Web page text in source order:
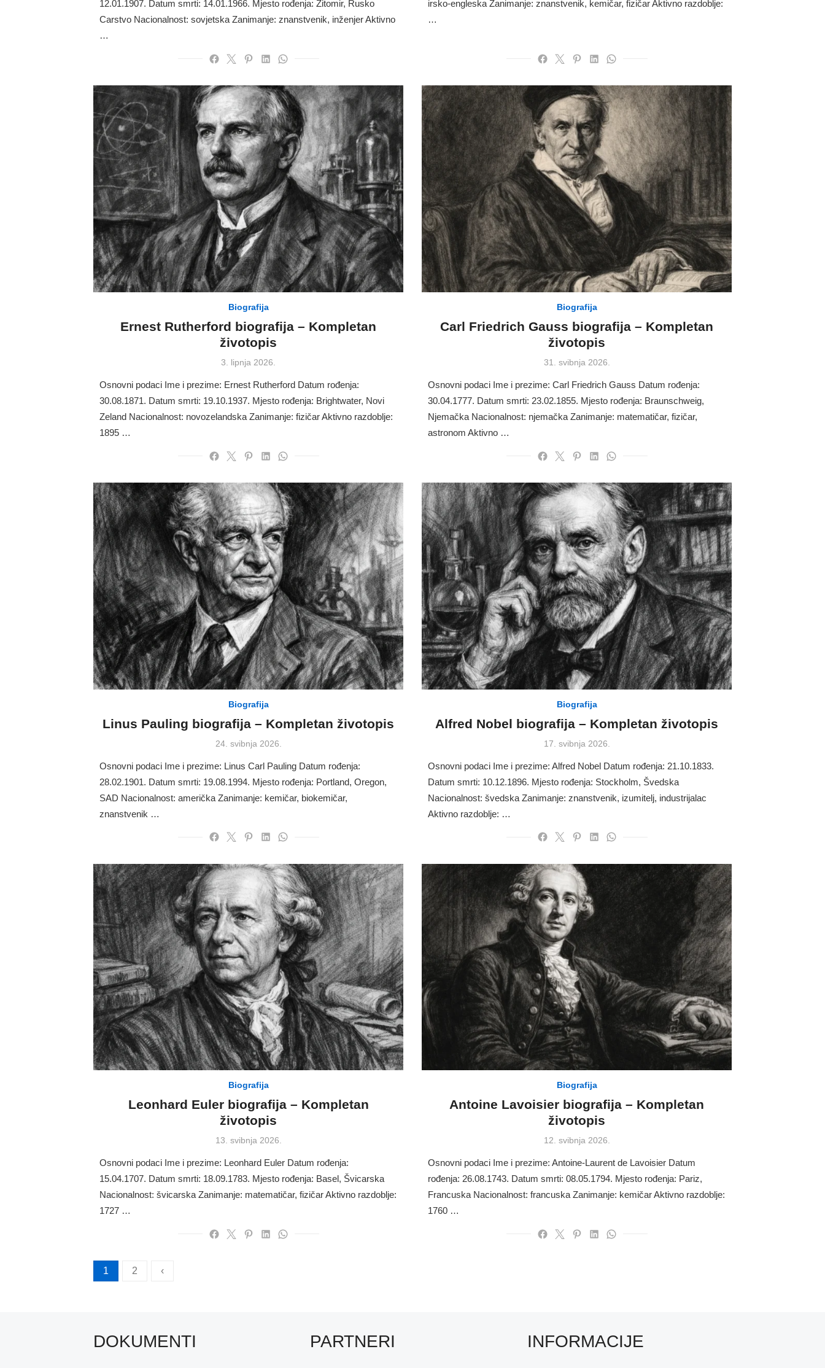
12.01.1907. Datum smrti: 14.01.1966. Mjesto rođenja: Žitomir, Rusko
Carstvo Nacionalnost: sovjetska Zanimanje: znanstvenik, inženjer Aktivno
…
irsko-engleska Zanimanje: znanstvenik, kemičar, fizičar Aktivno razdoblje:
…
Biografija
Ernest Rutherford biografija – Kompletan
životopis
Posted
3. lipnja 2026.
Osnovni podaci Ime i prezime: Ernest Rutherford Datum rođenja:
30.08.1871. Datum smrti: 19.10.1937. Mjesto rođenja: Brightwater, Novi
Zeland Nacionalnost: novozelandska Zanimanje: fizičar Aktivno razdoblje:
1895 …
Biografija
Carl Friedrich Gauss biografija – Kompletan
životopis
Posted
31. svibnja 2026.
Osnovni podaci Ime i prezime: Carl Friedrich Gauss Datum rođenja:
30.04.1777. Datum smrti: 23.02.1855. Mjesto rođenja: Braunschweig,
Njemačka Nacionalnost: njemačka Zanimanje: matematičar, fizičar,
astronom Aktivno …
Biografija
Linus Pauling biografija – Kompletan životopis
Posted
24. svibnja 2026.
Osnovni podaci Ime i prezime: Linus Carl Pauling Datum rođenja:
28.02.1901. Datum smrti: 19.08.1994. Mjesto rođenja: Portland, Oregon,
SAD Nacionalnost: američka Zanimanje: kemičar, biokemičar,
znanstvenik …
Biografija
Alfred Nobel biografija – Kompletan životopis
Posted
17. svibnja 2026.
Osnovni podaci Ime i prezime: Alfred Nobel Datum rođenja: 21.10.1833.
Datum smrti: 10.12.1896. Mjesto rođenja: Stockholm, Švedska
Nacionalnost: švedska Zanimanje: znanstvenik, izumitelj, industrijalac
Aktivno razdoblje: …
Biografija
Leonhard Euler biografija – Kompletan
životopis
Posted
13. svibnja 2026.
Osnovni podaci Ime i prezime: Leonhard Euler Datum rođenja:
15.04.1707. Datum smrti: 18.09.1783. Mjesto rođenja: Basel, Švicarska
Nacionalnost: švicarska Zanimanje: matematičar, fizičar Aktivno razdoblje:
1727 …
Biografija
Antoine Lavoisier biografija – Kompletan
životopis
Posted
12. svibnja 2026.
Osnovni podaci Ime i prezime: Antoine-Laurent de Lavoisier Datum
rođenja: 26.08.1743. Datum smrti: 08.05.1794. Mjesto rođenja: Pariz,
Francuska Nacionalnost: francuska Zanimanje: kemičar Aktivno razdoblje:
1760 …
Brojevi
1 2 ‹
DOKUMENTI PARTNERI INFORMACIJE